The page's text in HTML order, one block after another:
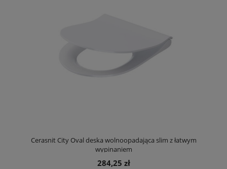
Cerasnit City Oval deska wolnoopadająca slim z łatwym
wypinaniem
284,25 zł